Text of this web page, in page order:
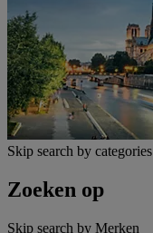
Skip search by categories
Zoeken op
Skip search by Merken